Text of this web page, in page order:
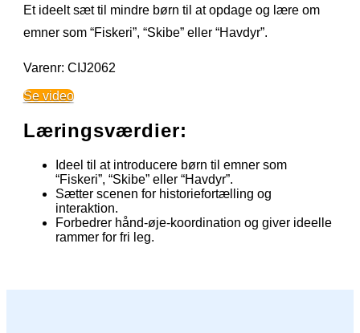
Et ideelt sæt til mindre børn til at opdage og lære om
emner som “Fiskeri”, “Skibe” eller “Havdyr”.
Varenr: CIJ2062
Se video
Læringsværdier:
Ideel til at introducere børn til emner som
“Fiskeri”, “Skibe” eller “Havdyr”.
Sætter scenen for historiefortælling og
interaktion.
Forbedrer hånd-øje-koordination og giver ideelle
rammer for fri leg.